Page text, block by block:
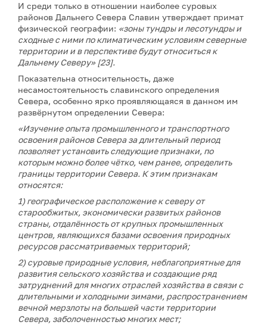
И среди только в отношении наиболее суровых
районов Дальнего Севера Славин утверждает примат
физической географии: «зоны тундры и лесотундры и
сходные с ними по климатическим условиям северные
территории и в перспективе будут относиться к
Дальнему Северу» [23].
Показательна относительность, даже
несамостоятельность славинского определения
Севера, особенно ярко проявляющаяся в данном им
развёрнутом определении Севера:
«Изучение опыта промышленного и транспортного
освоения районов Севера за длительный период
позволяет установить следующие признаки, по
которым можно более чётко, чем ранее, определить
границы территории Севера. К этим признакам
относятся:
1) географическое расположение к северу от
старообжитых, экономически развитых районов
страны, отдалённость от крупных промышленных
центров, являющихся базами освоения природных
ресурсов рассматриваемых территорий;
2) суровые природные условия, неблагоприятные для
развития сельского хозяйства и создающие ряд
затруднений для многих отраслей хозяйства в связи с
длительными и холодными зимами, распространением
вечной мерзлоты на большей части территории
Севера, заболоченностью многих мест;